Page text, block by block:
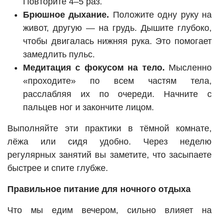
Брюшное дыхание. Положите одну руку на
живот, другую — на грудь. Дышите глубоко,
чтобы двигалась нижняя рука. Это помогает
замедлить пульс.
Медитация с фокусом на тело. Мысленно
«проходите» по всем частям тела,
расслабляя их по очереди. Начните с
пальцев ног и закончите лицом.
Выполняйте эти практики в тёмной комнате,
лёжа или сидя удобно. Через неделю
регулярных занятий вы заметите, что засыпаете
быстрее и спите глубже.
Правильное питание для ночного отдыха
Что мы едим вечером, сильно влияет на